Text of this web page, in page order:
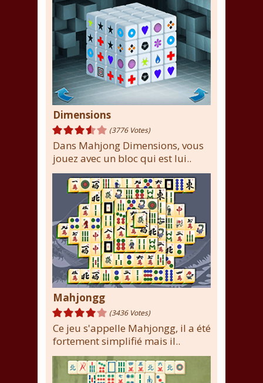
Dimensions
(3776 Votes)
Dans Mahjong Dimensions, vous
jouez avec un bloc qui est lui..
Mahjongg
(3436 Votes)
Ce jeu s'appelle Mahjongg, il a été
fortement simplifié mais il..